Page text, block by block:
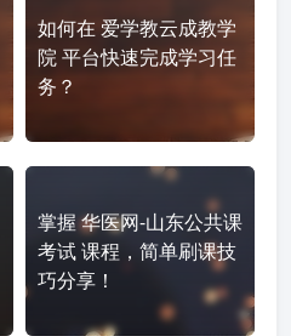
如何在 爱学教云成教学
院 平台快速完成学习任
务？
掌握 华医网-山东公共课
考试 课程，简单刷课技
巧分享！